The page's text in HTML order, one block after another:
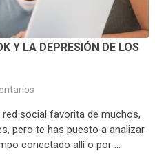
Y LA DEPRESIÓN DE LOS
social favorita de muchos,
pero te has puesto a analizar
conectado allí o por …